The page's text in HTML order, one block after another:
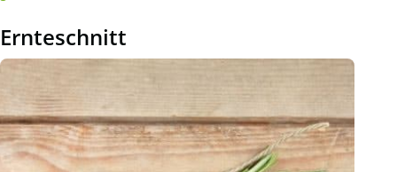
Ernteschnitt